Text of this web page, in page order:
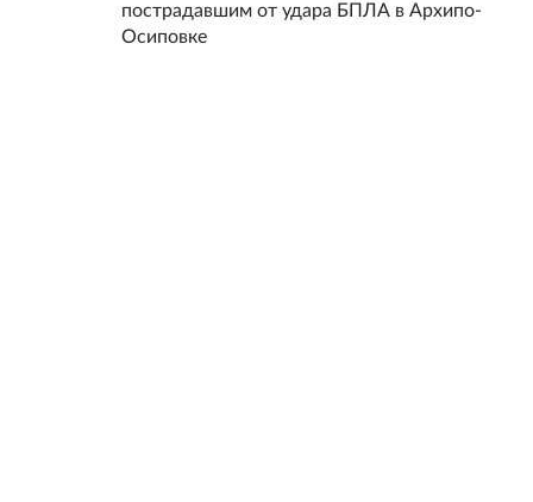
пострадавшим от удара БПЛА в Архипо-
Осиповке